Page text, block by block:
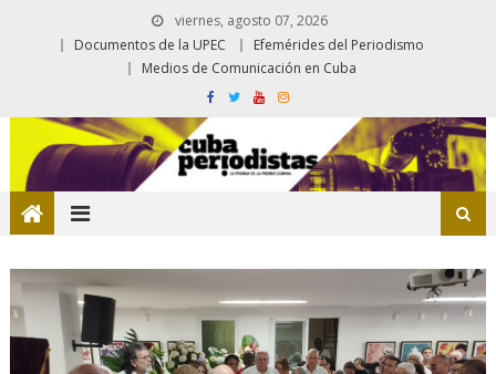
viernes, agosto 07, 2026
Documentos de la UPEC
Efemérides del Periodismo
Medios de Comunicación en Cuba